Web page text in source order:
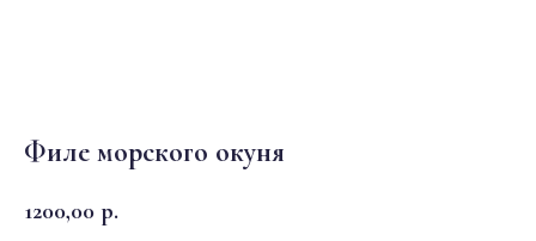
Филе морского окуня
1200,00 р.